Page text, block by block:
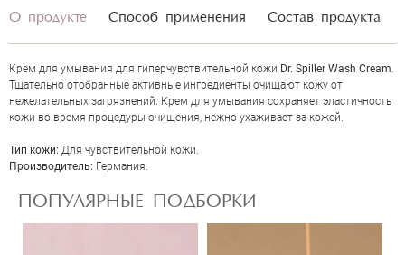
ОЦЕНКА
О продукте Способ применения Состав продукта
Крем для умывания для гиперчувствительной кожи Dr. Spiller Wash Cream.
Тщательно отобранные активные ингредиенты очищают кожу от
нежелательных загрязнений. Крем для умывания сохраняет эластичность
кожи во время процедуры очищения, нежно ухаживает за кожей.
Тип кожи: Для чувствительной кожи.
Производитель: Германия.
ПОПУЛЯРНЫЕ ПОДБОРКИ